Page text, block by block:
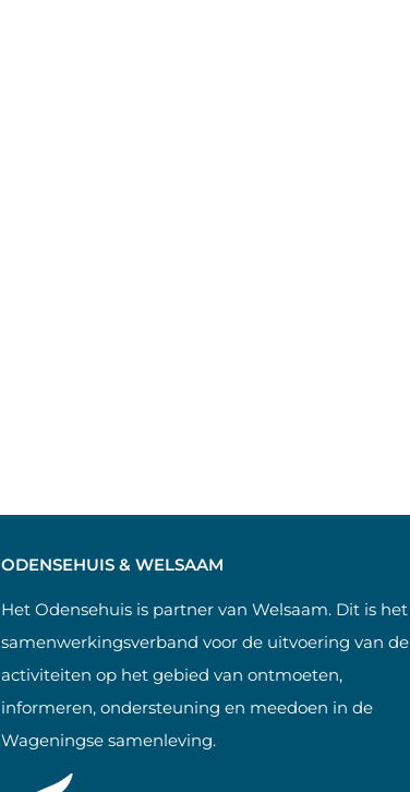
ODENSEHUIS & WELSAAM
Het Odensehuis is partner van Welsaam. Dit is het
samenwerkingsverband voor de uitvoering van de
activiteiten op het gebied van ontmoeten,
informeren, ondersteuning en meedoen in de
Wageningse samenleving.